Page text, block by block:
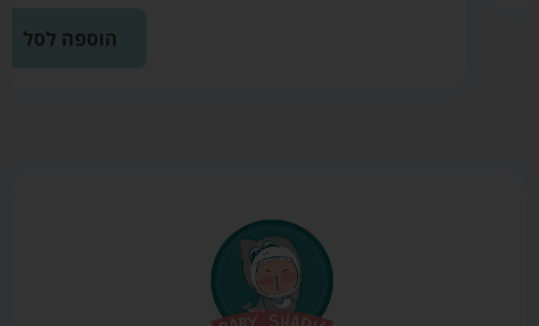
הוספה לסל